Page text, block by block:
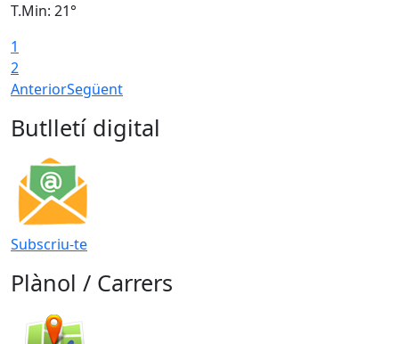
T.Min: 21°
1
2
AnteriorSegüent
Butlletí digital
Subscriu-te
Plànol / Carrers